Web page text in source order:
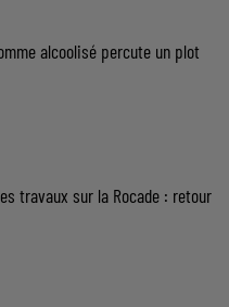
alcoolisé percute un plot
travaux sur la Rocade : retour